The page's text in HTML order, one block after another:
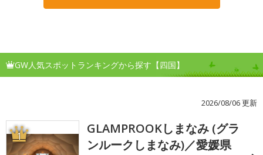
GW人気スポットランキングから探す【四国】
2026/08/06 更新
1
GLAMPROOKしまなみ (グラ
ンルークしまなみ)／愛媛県